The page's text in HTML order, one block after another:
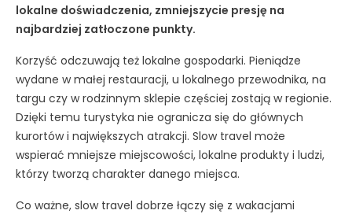
lokalne doświadczenia, zmniejszycie presję na
najbardziej zatłoczone punkty.
Korzyść odczuwają też lokalne gospodarki. Pieniądze
wydane w małej restauracji, u lokalnego przewodnika, na
targu czy w rodzinnym sklepie częściej zostają w regionie.
Dzięki temu turystyka nie ogranicza się do głównych
kurortów i największych atrakcji. Slow travel może
wspierać mniejsze miejscowości, lokalne produkty i ludzi,
którzy tworzą charakter danego miejsca.
Co ważne, slow travel dobrze łączy się z wakacjami